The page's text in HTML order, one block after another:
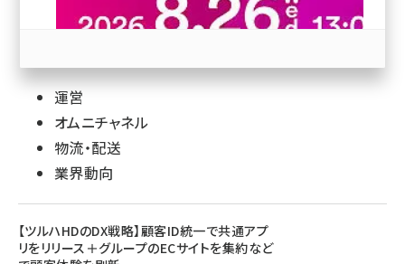
運営
オムニチャネル
物流・配送
業界動向
【ツルハHDのDX戦略】顧客ID統一で共通アプ
リをリリース＋グループのECサイトを集約など
参加登録はこちら↑